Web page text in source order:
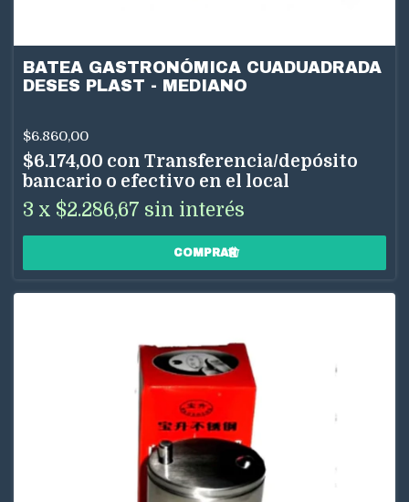
BATEA GASTRONÓMICA CUADUADRADA
DESES PLAST - MEDIANO
$6.860,00
$6.174,00 con Transferencia/depósito
bancario o efectivo en el local
3 x $2.286,67 sin interés